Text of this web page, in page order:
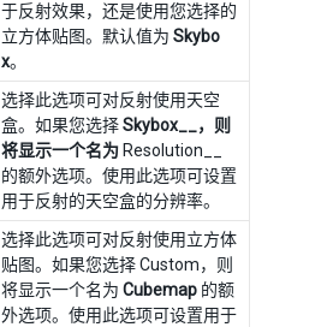
于反射效果，还是使用您选择的
立方体贴图。默认值为 Skybo
x。
选择此选项可对反射使用天空
盒。如果您选择Skybox__，则
将显示一个名为 Resolution__
的额外选项。使用此选项可设置
用于反射的天空盒的分辨率。
选择此选项可对反射使用立方体
贴图。如果您选择 Custom，则
将显示一个名为 Cubemap 的额
外选项。使用此选项可设置用于